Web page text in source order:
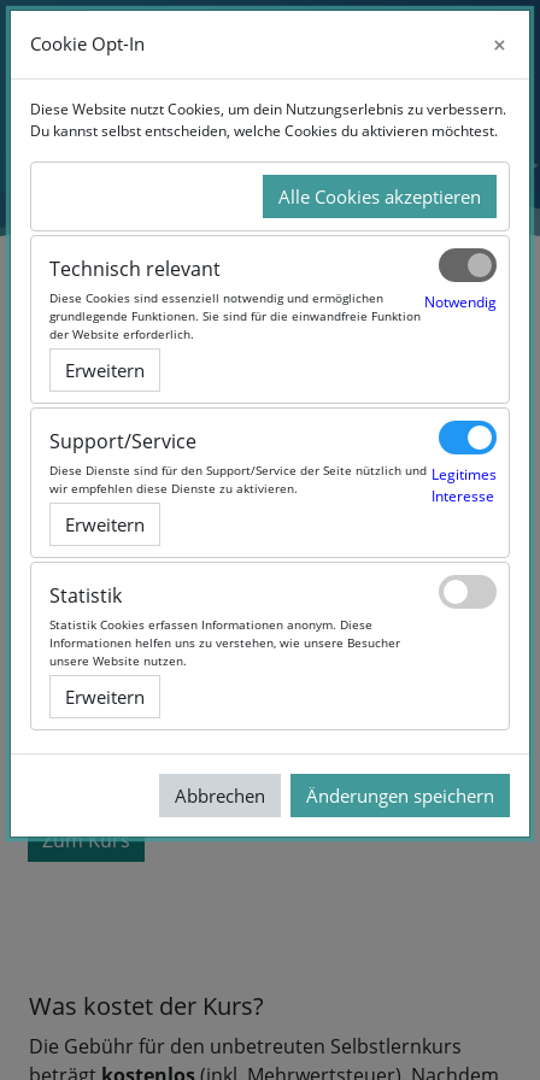
Zum Hauptinhalt
Website-Übersicht
Anmelden
Chemie – Organik in Alltag und
Medizin
Kurslaufzeit:Selbstlernangebot
Zum Kurs
Was kostet der Kurs?
Die Gebühr für den unbetreuten Selbstlernkurs
Cookie Opt-In ×
Diese Website nutzt Cookies, um dein Nutzungserlebnis zu verbessern.
Du kannst selbst entscheiden, welche Cookies du aktivieren möchtest.
Alle Cookies akzeptieren
Technisch relevant
Diese Cookies sind essenziell notwendig und ermöglichen
grundlegende Funktionen. Sie sind für die einwandfreie Funktion
der Website erforderlich.
Notwendig
Erweitern
Support/Service
Diese Dienste sind für den Support/Service der Seite nützlich und
wir empfehlen diese Dienste zu aktivieren.
Legitimes
Interesse
Erweitern
Statistik
Statistik Cookies erfassen Informationen anonym. Diese
Informationen helfen uns zu verstehen, wie unsere Besucher
unsere Website nutzen.
Erweitern
Abbrechen Änderungen speichern
Cookie Opt-In ×
Diese Website nutzt Cookies, um dein Nutzungserlebnis zu verbessern.
Du kannst selbst entscheiden, welche Cookies du aktivieren möchtest.
Alle Cookies akzeptieren
Technisch relevant
Diese Cookies sind essenziell notwendig und ermöglichen
grundlegende Funktionen. Sie sind für die einwandfreie Funktion
der Website erforderlich.
Notwendig
Erweitern
Support/Service
Diese Dienste sind für den Support/Service der Seite nützlich und
wir empfehlen diese Dienste zu aktivieren.
Legitimes
Interesse
Erweitern
Statistik
Statistik Cookies erfassen Informationen anonym. Diese
Informationen helfen uns zu verstehen, wie unsere Besucher
unsere Website nutzen.
Erweitern
Abbrechen Änderungen speichern